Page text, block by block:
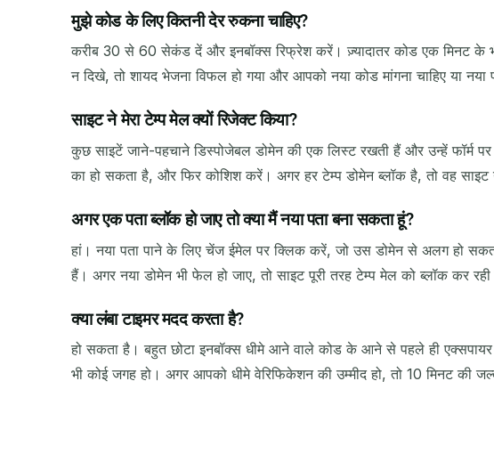
मुझे कोड के लिए कितनी देर रुकना चाहिए?
करीब 30 से 60 सेकंड दें और इनबॉक्स रिफ्रेश करें। ज़्यादातर कोड एक मिनट के
न दिखे, तो शायद भेजना विफल हो गया और आपको नया कोड मांगना चाहिए या नया
साइट ने मेरा टेम्प मेल क्यों रिजेक्ट किया?
कुछ साइटें जाने-पहचाने डिस्पोजेबल डोमेन की एक लिस्ट रखती हैं और उन्हें फॉर्म
का हो सकता है, और फिर कोशिश करें। अगर हर टेम्प डोमेन ब्लॉक है, तो वह
अगर एक पता ब्लॉक हो जाए तो क्या मैं नया पता बना सकता हूं?
हां। नया पता पाने के लिए चेंज ईमेल पर क्लिक करें, जो उस डोमेन से अलग हो
हैं। अगर नया डोमेन भी फेल हो जाए, तो साइट पूरी तरह टेम्प मेल को ब्लॉक कर रही
क्या लंबा टाइमर मदद करता है?
हो सकता है। बहुत छोटा इनबॉक्स धीमे आने वाले कोड के आने से पहले ही
भी कोई जगह हो। अगर आपको धीमे वेरिफिकेशन की उम्मीद हो, तो 10 मिनट की